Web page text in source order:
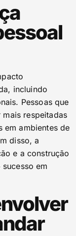
incluindo
Pessoas que
respeitadas
em ambientes de
disso, a
e a construção
em